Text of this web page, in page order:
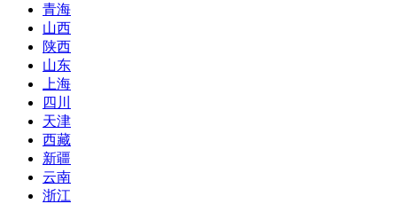
青海
山西
陕西
山东
上海
四川
天津
西藏
新疆
云南
浙江